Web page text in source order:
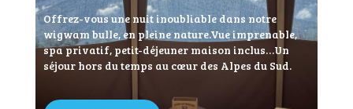
Offrez-vous une nuit inoubliable dans notre
wigwam bulle, en pleine nature.Vue imprenable,
spa privatif, petit-déjeuner maison inclus…Un
séjour hors du temps au cœur des Alpes du Sud.